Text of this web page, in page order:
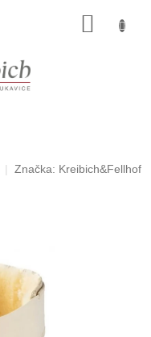
Značka: Kreibich&Fellhof